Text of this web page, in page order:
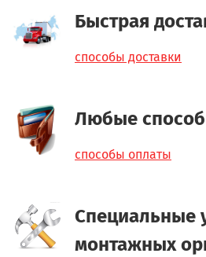
Быстрая
способы доставки
Любые
способы оплаты
Специальные
монтажных